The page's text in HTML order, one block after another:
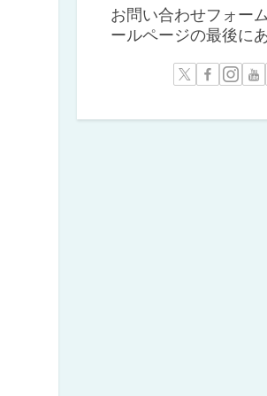
お問い合わせフォー
ールページの最後に